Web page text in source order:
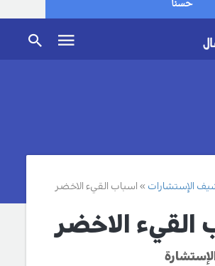
الإستشارات اسباب القيء الاخضر
القيء الاخضر